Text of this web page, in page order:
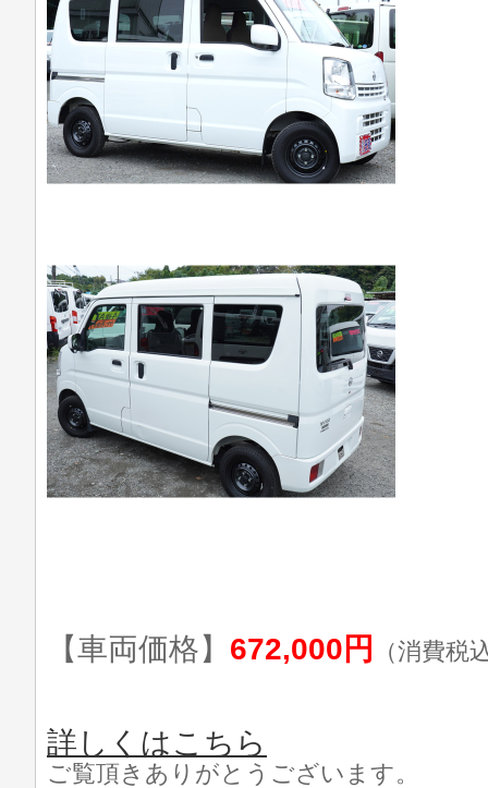
【車両価格】 672,000円 （消費税
詳しくはこちら
ご覧頂きありがとうございます。